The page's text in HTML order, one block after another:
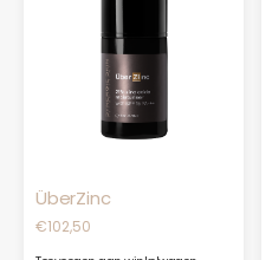
ÜberZinc
€102,50